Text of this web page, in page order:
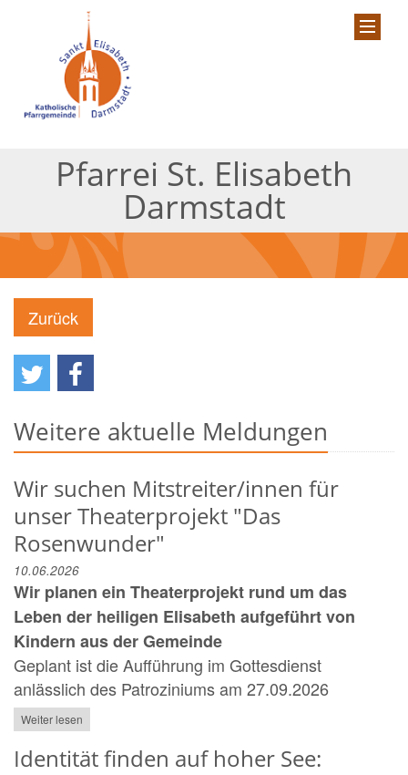
Pfarrei St. Elisabeth
Darmstadt
Zurück
Weitere aktuelle Meldungen
Wir suchen Mitstreiter/innen für
unser Theaterprojekt "Das
Rosenwunder"
10.06.2026
Wir planen ein Theaterprojekt rund um das
Leben der heiligen Elisabeth aufgeführt von
Kindern aus der Gemeinde
Geplant ist die Aufführung im Gottesdienst
anlässlich des Patroziniums am 27.09.2026
Weiter lesen
Identität finden auf hoher See: